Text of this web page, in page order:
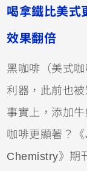
喝拿鐵比美式
效果翻倍
黑咖啡（美式
利器，此前也
事實上，添加
咖啡更顯著？
Chemistry》期